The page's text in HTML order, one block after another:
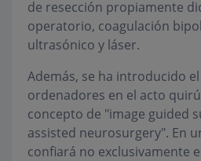
de resección propiamente
operatorio, coagulación
ultrasónico y láser.
Además, se ha introducido
ordenadores en el acto
concepto de "image guided
assisted neurosurgery". En
confiará no exclusivamente